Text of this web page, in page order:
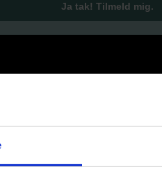
Ja tak! Tilmeld mig.